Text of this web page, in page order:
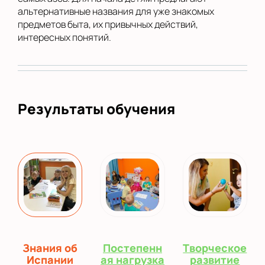
альтернативные названия для уже знакомых
предметов быта, их привычных действий,
интересных понятий.
Результаты обучения
Знания об
Испании
Постепенн
ая нагрузка
Творческое
развитие